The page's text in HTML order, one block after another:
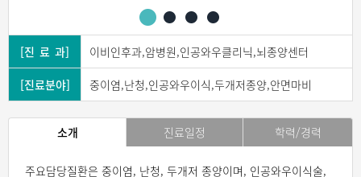
[진 료 과] 이비인후과,암병원,인공와우클리닉,뇌종양센터
[진료분야] 중이염,난청,인공와우이식,두개저종양,안면마비
소개 진료일정 학력/경력
주요담당질환은 중이염, 난청, 두개저 종양이며, 인공와우이식술,